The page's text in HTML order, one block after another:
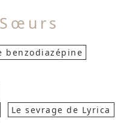
benzodiazépine
Le sevrage de Lyrica